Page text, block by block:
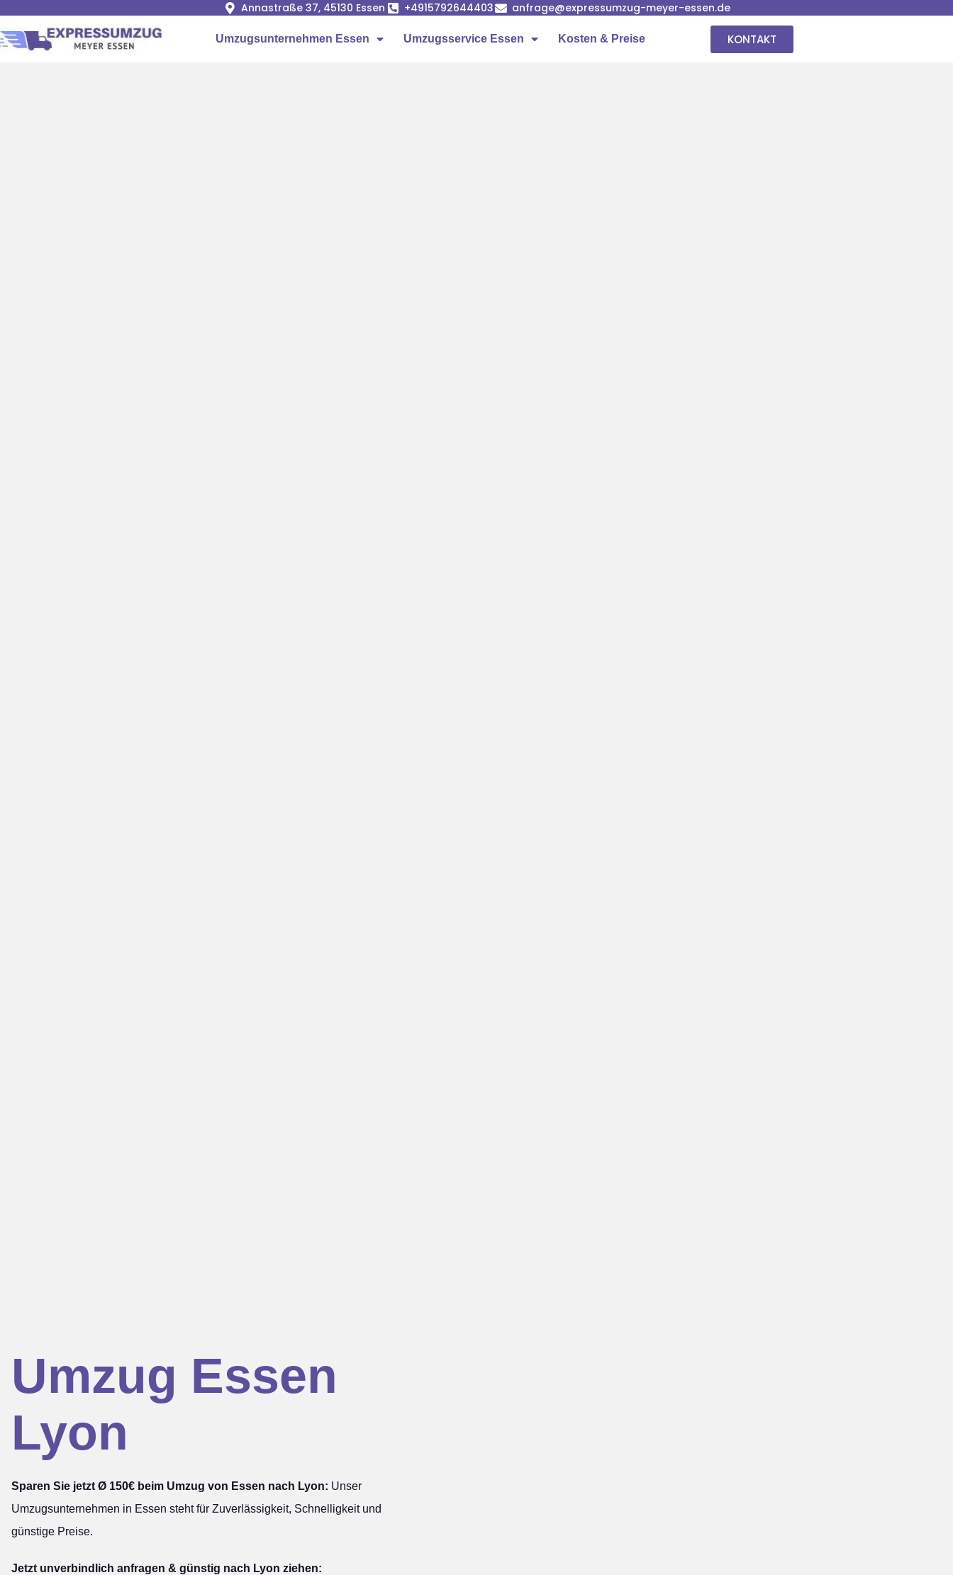
Annastraße 37, 45130 Essen +4915792644403 anfrage@expressumzug-meyer-essen.de
Umzugsunternehmen Essen Umzugsservice Essen Kosten & Preise KONTAKT
Umzug Essen
Lyon
Sparen Sie jetzt Ø 150€ beim Umzug von Essen nach Lyon: Unser
Umzugsunternehmen in Essen steht für Zuverlässigkeit, Schnelligkeit und
günstige Preise.
Jetzt unverbindlich anfragen & günstig nach Lyon ziehen: